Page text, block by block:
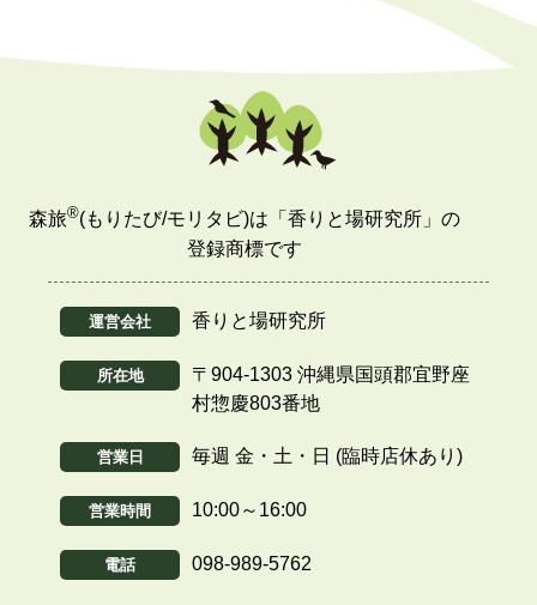
森旅®(もりたび/モリタビ)は「香りと場研究所」の
登録商標です
運営会社 香りと場研究所
所在地
〒904-1303 沖縄県国頭郡宜野座
村惣慶803番地
営業日 毎週 金・土・日 (臨時店休あり)
営業時間 10:00～16:00
電話 098-989-5762